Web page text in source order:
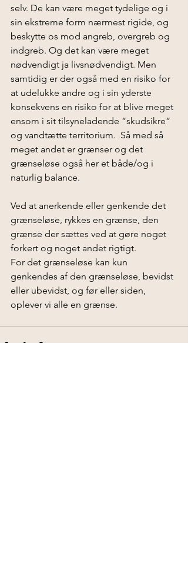
selv. De kan være meget tydelige og i
sin ekstreme form nærmest rigide, og
beskytte os mod angreb, overgreb og
indgreb. Og det kan være meget
nødvendigt ja livsnødvendigt. Men
samtidig er der også med en risiko for
at udelukke andre og i sin yderste
konsekvens en risiko for at blive meget
ensom i sit tilsyneladende ”skudsikre”
og vandtætte territorium.  Så med så
meget andet er grænser og det
grænseløse også her et både/og i
naturlig balance.
Ved at anerkende eller genkende det
grænseløse, rykkes en grænse, den
grænse der sættes ved at gøre noget
forkert og noget andet rigtigt.
For det grænseløse kan kun
genkendes af den grænseløse, bevidst
eller ubevidst, og før eller siden,
oplever vi alle en grænse.